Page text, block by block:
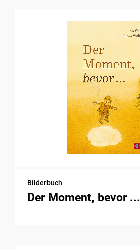
Bilderbuch
Der Moment, bevor ...